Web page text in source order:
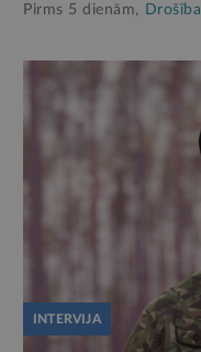
Pirms 5 dienām, Drošība
INTERVIJA